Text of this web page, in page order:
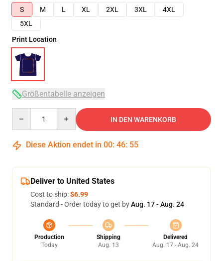
S
M L XL 2XL 3XL
4XL
5XL
Print Location
Größentabelle anzeigen
IN DEN WARENKORB
Diese Aktion endet in 00: 46: 54
Deliver to United States
Cost to ship:$6.99
Standard - Order today to get byAug. 17 - Aug. 24
Production
Today
Shipping
Aug. 13
Delivered
Aug. 17 - Aug. 24